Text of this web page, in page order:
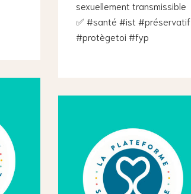
sexuellement transmissible
✅ #santé #ist #préservatif
#protègetoi #fyp